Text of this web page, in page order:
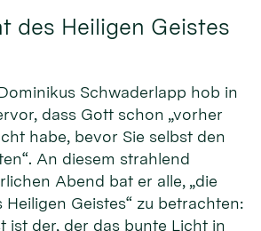
des Heiligen Geistes
Schwaderlapp hob in
dass Gott schon „vorher
habe, bevor Sie selbst den
An diesem strahlend
Abend bat er alle, „die
Heiligen Geistes“ zu betrachten:
ist der, der das bunte Licht in